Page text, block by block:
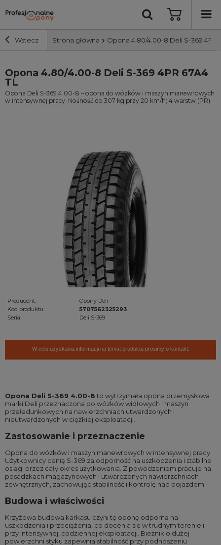
Wstecz Strona główna Opona 4.80/4.00-8 Deli S-369 4PR
Szerokość i profil
Średnica
Wyszukaj
Opona 4.80/4.00-8 Deli S-369 4PR 67A4
TL
Opona Deli S-369 4.00-8 – opona do wózków i maszyn manewrowych
w intensywnej pracy. Nośność do 307 kg przy 20 km/h; 4 warstw (PR).
Producent:
Opony Deli
Kod produktu:
5707562325293
Seria:
Deli S-369
W celu uzyskania informacji na temat produktu prosimy o kontakt.
Opona Deli S-369 4.00-8 to wytrzymała opona przemysłowa
marki Deli przeznaczona do wózków widłowych i maszyn
przeładunkowych na nawierzchniach utwardzonych i
nieutwardzonych w ciężkiej eksploatacji.
Zastosowanie i przeznaczenie
Opona do wózków i maszyn manewrowych w intensywnej pracy.
Użytkownicy cenią S-369 za odporność na uszkodzenia i stabilne
osiągi przez cały okres użytkowania. Z powodzeniem pracuje na
posadzkach magazynowych i utwardzonych nawierzchniach
zewnętrznych, zachowując stabilność i kontrolę nad pojazdem.
Budowa i właściwości
Krzyżowa budowa karkasu czyni tę oponę odporną na
uszkodzenia i przeciążenia, co docenia się w trudnym terenie i
przy intensywnej, codziennej eksploatacji. Bieżnik o dużej
powierzchni styku zapewnia stabilność przy podnoszeniu